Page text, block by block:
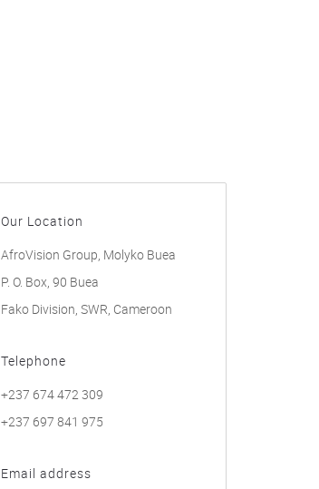
Our Location
AfroVision Group, Molyko Buea
P. O. Box, 90 Buea
Fako Division, SWR, Cameroon
Telephone
+237 674 472 309
+237 697 841 975
Email address